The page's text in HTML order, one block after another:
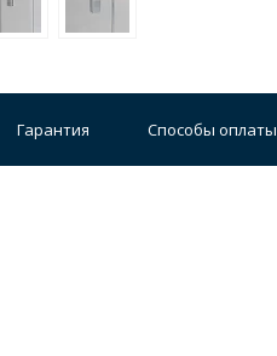
Гарантия Способы оплаты